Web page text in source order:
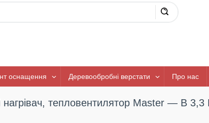
оснащення Деревообробні верстати Про нас
нагрівач, тепловентилятор Master — B